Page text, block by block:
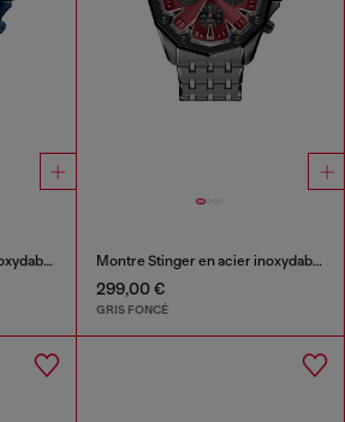
Montre Stinger en acier inoxydable bleu Montre Stinger en acier inoxydable finition gunmetal
299,00 €
GRIS FONCÉ